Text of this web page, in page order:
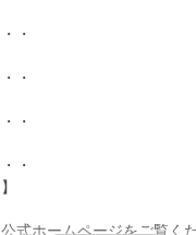
・
・
・
・
式ホームページをご覧く